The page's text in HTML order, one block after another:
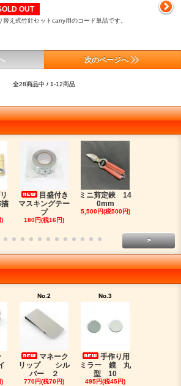
OUT
替え式竹針セットcarry用のコード単品です。
次のページへ
全28商品中 / 1-12商品
描
)
目盛付き
マスキングテー
プ
180円(税16円)
ミニ剪定鋏 14
0mm
5,500円(税500円)
>
)
No.2
マネーク
リップ シル
バー ２
770円(税70円)
No.3
手作り用
ミラー 鏡 丸
型 10
495円(税45円)